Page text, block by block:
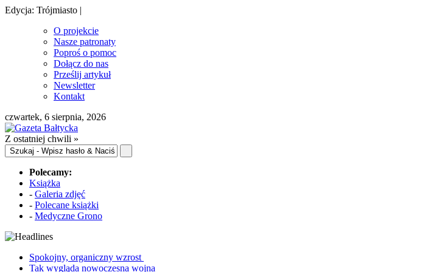
Edycja: Trójmiasto |
O projekcie
Nasze patronaty
Poproś o pomoc
Dołącz do nas
Prześlij artykuł
Newsletter
Kontakt
czwartek, 6 sierpnia, 2026
Z ostatniej chwili »
Polecamy:
Książka
- Galeria zdjęć
- Polecane książki
- Medyczne Grono
Spokojny, organiczny wzrost
Tak wygląda nowoczesna wojna